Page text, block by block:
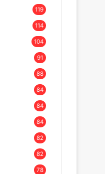
119
114
104
91
88
84
84
84
82
82
78